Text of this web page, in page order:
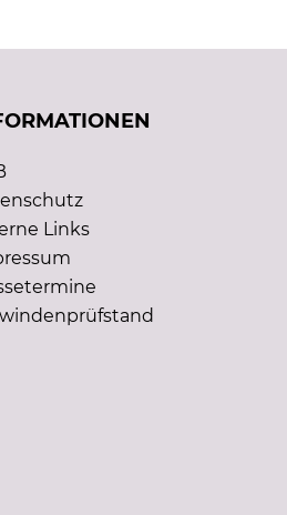
Links